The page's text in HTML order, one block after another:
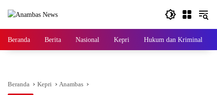
Beranda Berita Nasional Kepri Hukum dan Kriminal
Beranda Kepri Anambas